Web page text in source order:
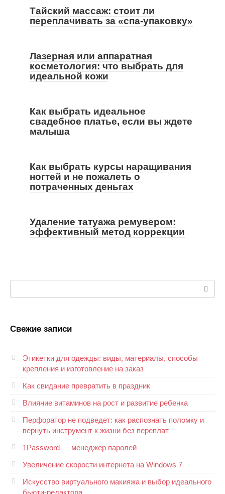
Тайский массаж: стоит ли
переплачивать за «спа-упаковку»
Лазерная или аппаратная
косметология: что выбрать для
идеальной кожи
Как выбрать идеальное
свадебное платье, если вы ждете
малыша
Как выбрать курсы наращивания
ногтей и не пожалеть о
потраченных деньгах
Удаление татуажа ремувером:
эффективный метод коррекции
Свежие записи
Этикетки для одежды: виды, материалы, способы
крепления и изготовление на заказ
Как свидание превратить в праздник
Влияние витаминов на рост и развитие ребенка
Перфоратор не подведет: как распознать поломку и
вернуть инструмент к жизни без переплат
1Password — менеджер паролей
Увеличение скорости интернета на Windows 7
Искусство виртуального макияжа и выбор идеального
бьюти-редактора